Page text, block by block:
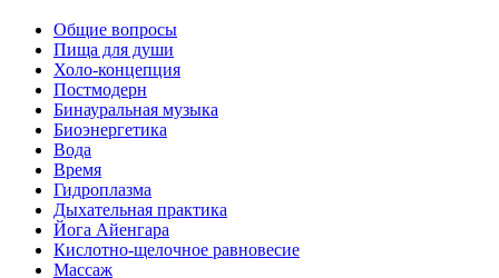
Общие вопросы
Пища для души
Холо-концепция
Постмодерн
Бинауральная музыка
Биоэнергетика
Вода
Время
Гидроплазма
Дыхательная практика
Йога Айенгара
Кислотно-щелочное равновесие
Массаж